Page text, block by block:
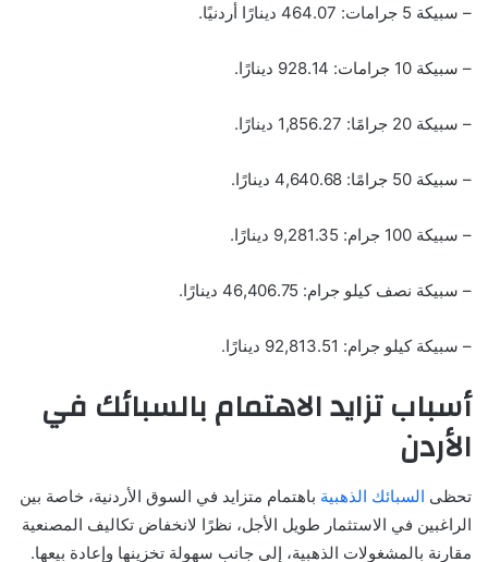
– سبيكة 5 جرامات: 464.07 دينارًا أردنيًا.
– سبيكة 10 جرامات: 928.14 دينارًا.
– سبيكة 20 جرامًا: 1,856.27 دينارًا.
– سبيكة 50 جرامًا: 4,640.68 دينارًا.
– سبيكة 100 جرام: 9,281.35 دينارًا.
– سبيكة نصف كيلو جرام: 46,406.75 دينارًا.
– سبيكة كيلو جرام: 92,813.51 دينارًا.
أسباب تزايد الاهتمام بالسبائك في
الأردن
تحظى السبائك الذهبية باهتمام متزايد في السوق الأردنية، خاصة بين
الراغبين في الاستثمار طويل الأجل، نظرًا لانخفاض تكاليف المصنعية
مقارنة بالمشغولات الذهبية، إلى جانب سهولة تخزينها وإعادة بيعها.